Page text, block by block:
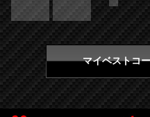
マイベストコ